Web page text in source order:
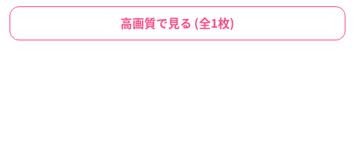
高画質で見る (全1枚)